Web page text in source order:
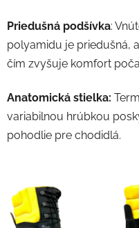
Priedušná podšívka:
polyamidu je priedušná,
čím zvyšuje komfort
Anatomická stielka:
variabilnou hrúbkou
pohodlie pre chodidlá.